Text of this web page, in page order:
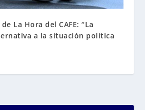
La Hora del CAFE: “La
a la situación política